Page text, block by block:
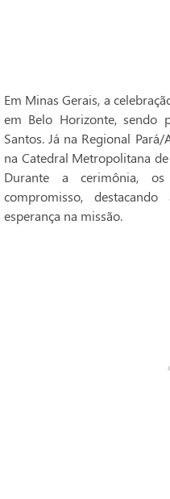
Em Minas Gerais, a
em Belo Horizonte, sendo
Santos. Já na Regional
na Catedral Metropolitana
Durante a cerimônia, os
compromisso,
esperança na missão.